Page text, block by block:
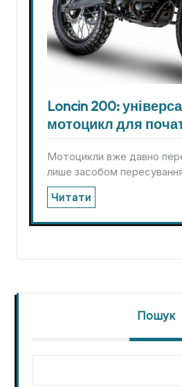
Loncin 200:
мотоцикл для
Мотоцикли вже давно
лише засобом
Читати
Пошук